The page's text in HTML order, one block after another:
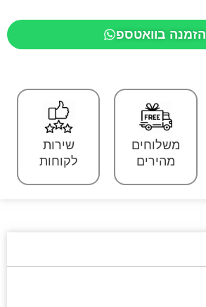
הזמנה בוואטספ
משלוחים
מהירים
שירות
לקוחות